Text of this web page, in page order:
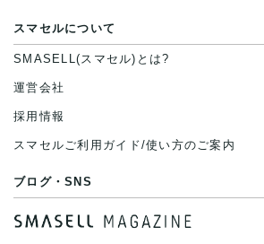
スマセルについて
SMASELL(スマセル)とは?
運営会社
採用情報
スマセルご利用ガイド/使い方のご案内
ブログ・SNS